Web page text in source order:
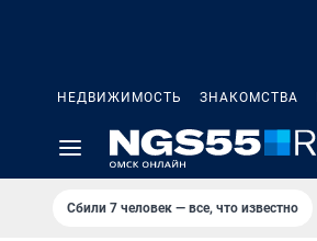
НЕДВИЖИМОСТЬ ЗНАКОМСТВА
Сбили 7 человек — все, что известно